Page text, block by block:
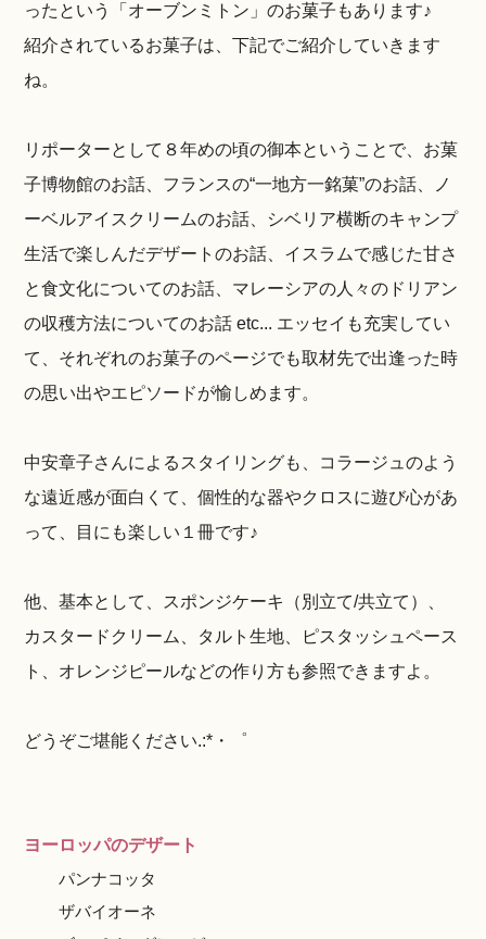
ったという「オーブンミトン」のお菓子もあります♪
紹介されているお菓子は、下記でご紹介していきます
ね。
リポーターとして８年めの頃の御本ということで、お菓
子博物館のお話、フランスの“一地方一銘菓”のお話、ノ
ーベルアイスクリームのお話、シベリア横断のキャンプ
生活で楽しんだデザートのお話、イスラムで感じた甘さ
と食文化についてのお話、マレーシアの人々のドリアン
の収穫方法についてのお話 etc... エッセイも充実してい
て、それぞれのお菓子のページでも取材先で出逢った時
の思い出やエピソードが愉しめます。
中安章子さんによるスタイリングも、コラージュのよう
な遠近感が面白くて、個性的な器やクロスに遊び心があ
って、目にも楽しい１冊です♪
他、基本として、スポンジケーキ（別立て/共立て）、
カスタードクリーム、タルト生地、ピスタッシュペース
ト、オレンジピールなどの作り方も参照できますよ。
どうぞご堪能ください.:*・゜
ヨーロッパのデザート
パンナコッタ
ザバイオーネ